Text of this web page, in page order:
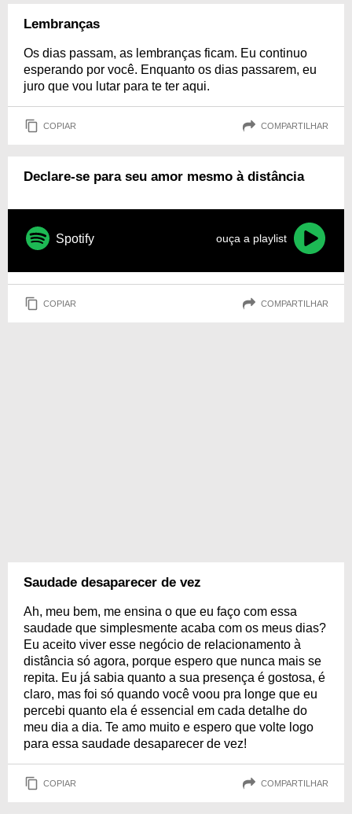
Lembranças
Os dias passam, as lembranças ficam. Eu continuo
esperando por você. Enquanto os dias passarem, eu
juro que vou lutar para te ter aqui.
COPIAR COMPARTILHAR
Declare-se para seu amor mesmo à distância
Spotify ouça a playlist
COPIAR COMPARTILHAR
Saudade desaparecer de vez
Ah, meu bem, me ensina o que eu faço com essa
saudade que simplesmente acaba com os meus dias?
Eu aceito viver esse negócio de relacionamento à
distância só agora, porque espero que nunca mais se
repita. Eu já sabia quanto a sua presença é gostosa, é
claro, mas foi só quando você voou pra longe que eu
percebi quanto ela é essencial em cada detalhe do
meu dia a dia. Te amo muito e espero que volte logo
para essa saudade desaparecer de vez!
COPIAR COMPARTILHAR